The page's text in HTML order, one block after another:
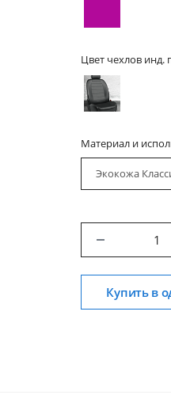
Цвет чехлов
Материал и
Экокожа
Купить в